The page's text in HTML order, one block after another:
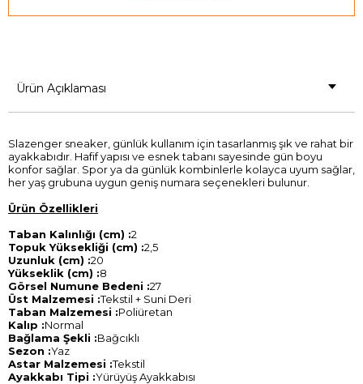
Ürün Açıklaması
Slazenger sneaker, günlük kullanım için tasarlanmış şık ve rahat bir
ayakkabıdır. Hafif yapısı ve esnek tabanı sayesinde gün boyu
konfor sağlar. Spor ya da günlük kombinlerle kolayca uyum sağlar,
her yaş grubuna uygun geniş numara seçenekleri bulunur.
Ürün Özellikleri
Taban Kalınlığı (cm) :2
Topuk Yüksekliği (cm) :2,5
Uzunluk (cm) :20
Yükseklik (cm) :8
Görsel Numune Bedeni :27
Üst Malzemesi :Tekstil + Suni Deri
Taban Malzemesi :Poliüretan
Kalıp :Normal
Bağlama Şekli :Bağcıklı
Sezon :Yaz
Astar Malzemesi :Tekstil
Ayakkabı Tipi :Yürüyüş Ayakkabısı